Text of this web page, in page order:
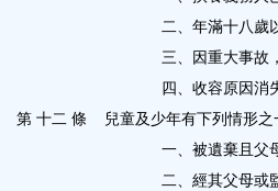
二、年滿十八歲
三、因重大事故
四、收容原因消
第 十二 條
兒童及少年有下列情形
一、被遺棄且父
二、經其父母或